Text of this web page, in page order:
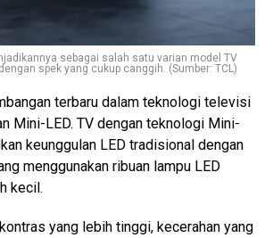
sebagai salah satu varian model TV
spek yang cukup canggih. (Sumber: TCL)
terbaru dalam teknologi televisi
Mini-LED. TV dengan teknologi Mini-
keunggulan LED tradisional dengan
menggunakan ribuan lampu LED
kecil.
yang lebih tinggi, kecerahan yang